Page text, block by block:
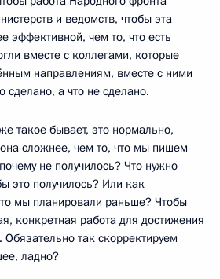
и ведомств, чтобы эта
эффективной, чем то, что есть
вместе с коллегами, которые
направлениям, вместе с ними
сделано, а что не сделано.
такое бывает, это нормально,
сложнее, чем то, что мы пишем
не получилось? Что нужно
это получилось? Или как
мы планировали раньше? Чтобы
конкретная работа для достижения
Обязательно так скорректируем
ладно?